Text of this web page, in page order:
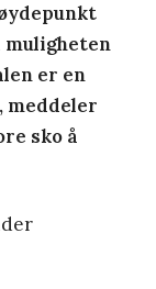
muligheten
er en
meddeler
sko å